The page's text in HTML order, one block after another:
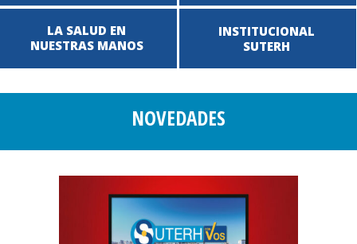
LA SALUD EN
NUESTRAS MANOS
INSTITUCIONAL
SUTERH
NOVEDADES